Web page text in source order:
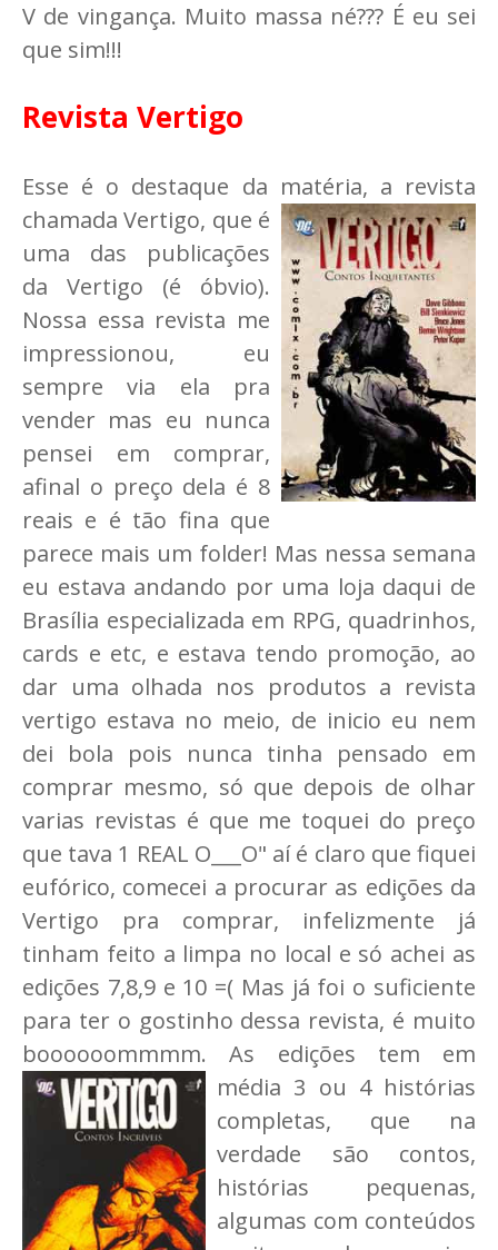
V de vingança. Muito massa né??? É eu sei
que sim!!!
Revista Vertigo
Esse é o destaque da matéria, a revista
chamada Vertigo, que é
uma das publicações
da Vertigo (é óbvio).
Nossa essa revista me
impressionou, eu
sempre via ela pra
vender mas eu nunca
pensei em comprar,
afinal o preço dela é 8
reais e é tão fina que
parece mais um folder! Mas nessa semana
eu estava andando por uma loja daqui de
Brasília especializada em RPG, quadrinhos,
cards e etc, e estava tendo promoção, ao
dar uma olhada nos produtos a revista
vertigo estava no meio, de inicio eu nem
dei bola pois nunca tinha pensado em
comprar mesmo, só que depois de olhar
varias revistas é que me toquei do preço
que tava 1 REAL O___O" aí é claro que fiquei
eufórico, comecei a procurar as edições da
Vertigo pra comprar, infelizmente já
tinham feito a limpa no local e só achei as
edições 7,8,9 e 10 =( Mas já foi o suficiente
para ter o gostinho dessa revista, é muito
boooooommmm. As edições tem em
média 3 ou 4 histórias
completas, que na
verdade são contos,
histórias pequenas,
algumas com conteúdos